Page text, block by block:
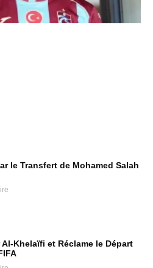
le Transfert de Mohamed Salah
Khelaïfi et Réclame le Départ